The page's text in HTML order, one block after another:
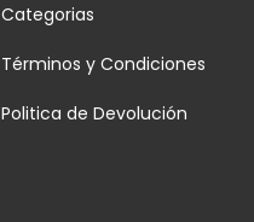
Categorias
Términos y Condiciones
Politica de Devolución